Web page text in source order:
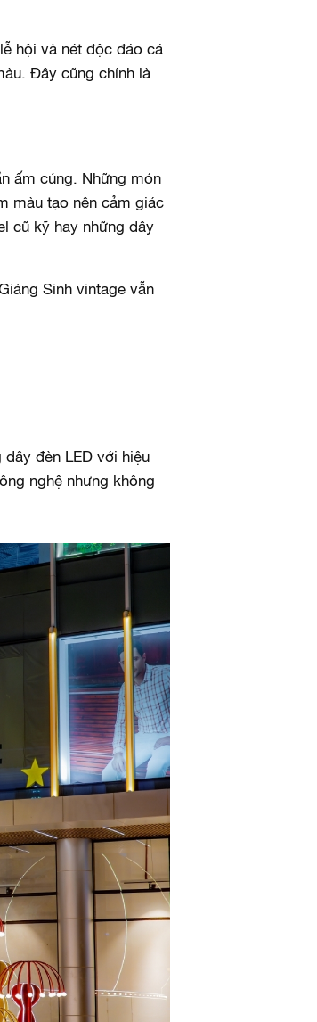
hội và nét độc đáo cá
Đây cũng chính là
ấm cúng. Những món
màu tạo nên cảm giác
cũ kỹ hay những dây
Sinh vintage vẫn
đèn LED với hiệu
nghệ nhưng không